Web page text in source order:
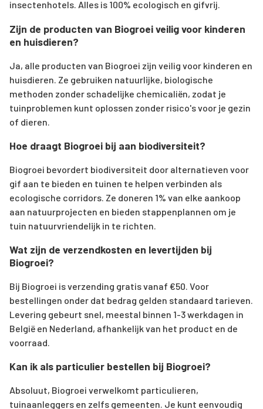
insectenhotels. Alles is 100% ecologisch en gifvrij.
Zijn de producten van Biogroei veilig voor kinderen
en huisdieren?
Ja, alle producten van Biogroei zijn veilig voor kinderen en
huisdieren. Ze gebruiken natuurlijke, biologische
methoden zonder schadelijke chemicaliën, zodat je
tuinproblemen kunt oplossen zonder risico's voor je gezin
of dieren.
Hoe draagt Biogroei bij aan biodiversiteit?
Biogroei bevordert biodiversiteit door alternatieven voor
gif aan te bieden en tuinen te helpen verbinden als
ecologische corridors. Ze doneren 1% van elke aankoop
aan natuurprojecten en bieden stappenplannen om je
tuin natuurvriendelijk in te richten.
Wat zijn de verzendkosten en levertijden bij
Biogroei?
Bij Biogroei is verzending gratis vanaf €50. Voor
bestellingen onder dat bedrag gelden standaard tarieven.
Levering gebeurt snel, meestal binnen 1-3 werkdagen in
België en Nederland, afhankelijk van het product en de
voorraad.
Kan ik als particulier bestellen bij Biogroei?
Absoluut, Biogroei verwelkomt particulieren,
tuinaanleggers en zelfs gemeenten. Je kunt eenvoudig